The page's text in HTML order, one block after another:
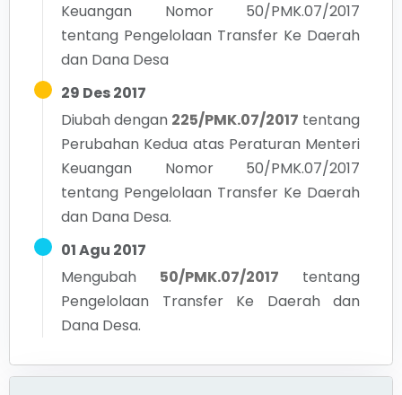
Keuangan Nomor 50/PMK.07/2017
tentang Pengelolaan Transfer Ke Daerah
dan Dana Desa
29 Des 2017
Diubah dengan 225/PMK.07/2017 tentang
Perubahan Kedua atas Peraturan Menteri
Keuangan Nomor 50/PMK.07/2017
tentang Pengelolaan Transfer Ke Daerah
dan Dana Desa.
01 Agu 2017
Mengubah
50/PMK.07/2017
tentang
Pengelolaan Transfer Ke Daerah dan
Dana Desa.